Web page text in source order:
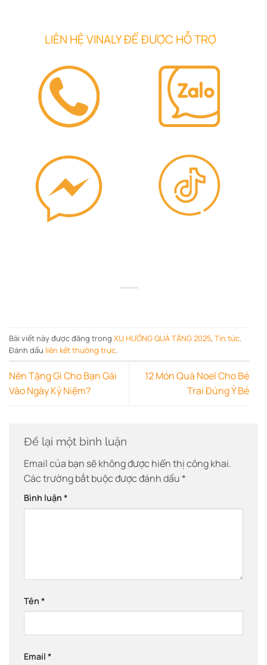
LIÊN HỆ VINALY ĐỂ ĐƯỢC HỖ TRỢ
Bài viết này được đăng trong XU HƯỚNG QUÀ TẶNG 2025, Tin tức
Đánh dấu liên kết thường trực
Nên Tặng Gì Cho Bạn Gái
Vào Ngày Kỷ Niệm?
12 Món Quà Noel Cho Bé
Trai Đúng Ý Bé
Để lại một bình luận
Email của bạn sẽ không được hiển thị công khai.
Các trường bắt buộc được đánh dấu*
Bình luận *
Tên *
Email *